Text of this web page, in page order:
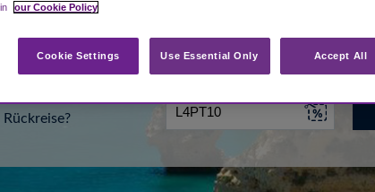
Rückreise?
our Cookie Policy
Use Essential Only Accept All
Cookie Settings